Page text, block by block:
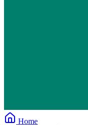
Home